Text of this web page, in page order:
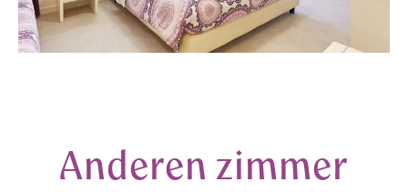
Anderen zimmer